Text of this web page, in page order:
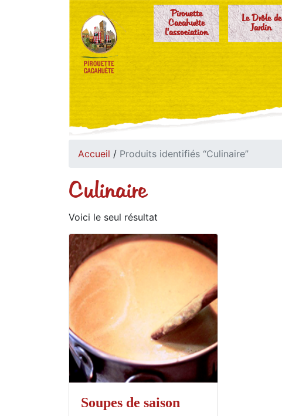
Pirouette
Cacahuète
l'association
Le Drôle de
Jardin
Accueil / Produits identifiés “Culinaire”
Culinaire
Voici le seul résultat
Soupes de saison